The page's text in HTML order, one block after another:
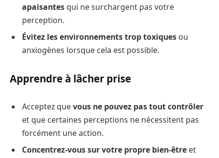
apaisantes qui ne surchargent pas votre
perception.
Évitez les environnements trop toxiques ou
anxiogènes lorsque cela est possible.
Apprendre à lâcher prise
Acceptez quevous ne pouvez pas tout contrôler
et que certaines perceptions ne nécessitent pas
forcément une action.
Concentrez-vous sur votre propre bien-être et